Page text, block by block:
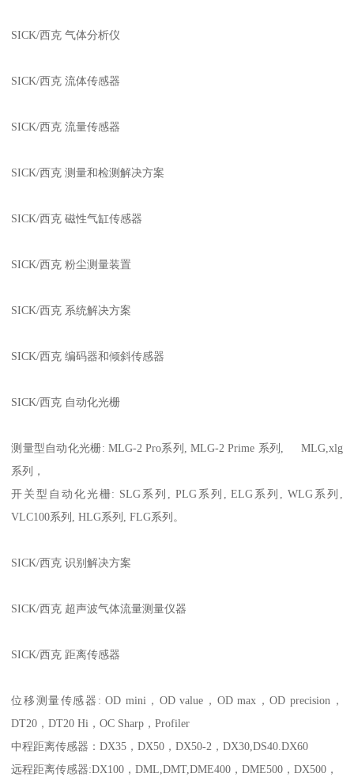
SICK/西克 气体分析仪
SICK/西克 流体传感器
SICK/西克 流量传感器
SICK/西克 测量和检测解决方案
SICK/西克 磁性气缸传感器
SICK/西克 粉尘测量装置
SICK/西克 系统解决方案
SICK/西克 编码器和倾斜传感器
SICK/西克 自动化光栅
测量型自动化光栅: MLG-2 Pro系列, MLG-2 Prime 系列, MLG,xlg
系列，
开关型自动化光栅: SLG系列, PLG系列, ELG系列, WLG系列,
VLC100系列, HLG系列, FLG系列。
SICK/西克 识别解决方案
SICK/西克 超声波气体流量测量仪器
SICK/西克 距离传感器
位移测量传感器: OD mini，OD value，OD max，OD precision，
DT20，DT20 Hi，OC Sharp，Profiler
中程距离传感器：DX35，DX50，DX50-2，DX30,DS40.DX60
远程距离传感器:DX100，DML,DMT,DME400，DME500，DX500，